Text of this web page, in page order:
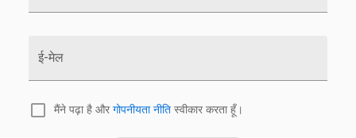
ई-मेल
मैंने पढ़ा है और गोपनीयता नीति स्वीकार करता हूँ।